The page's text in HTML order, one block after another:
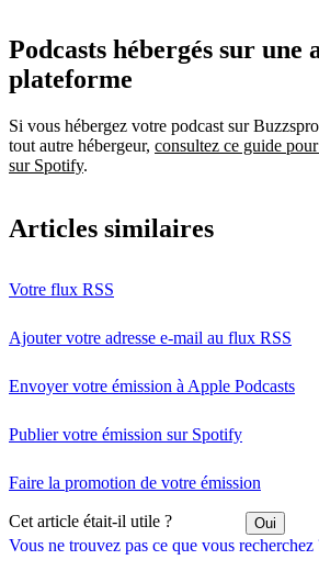
Vous ne trouvez pas ce que vous recherchez
Podcasts hébergés sur une
plateforme
Si vous hébergez votre podcast sur
tout autre hébergeur, consultez ce guide
sur Spotify.
Articles similaires
Votre flux RSS
Ajouter votre adresse e-mail au flux RSS
Envoyer votre émission à Apple Podcasts
Publier votre émission sur Spotify
Faire la promotion de votre émission
Cet article était-il utile ? Oui